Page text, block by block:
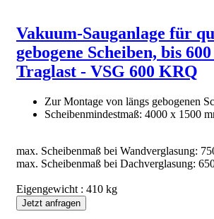
Vakuum-Sauganlage für
gebogene Scheiben, bis
Traglast - VSG 600 KRQ
Zur Montage von längs gebogenen
Scheibenmindestmaß: 4000 x 1500
max. Scheibenmaß bei Wandverglasung:
max. Scheibenmaß bei Dachverglasung:
Eigengewicht : 410 kg
Jetzt anfragen